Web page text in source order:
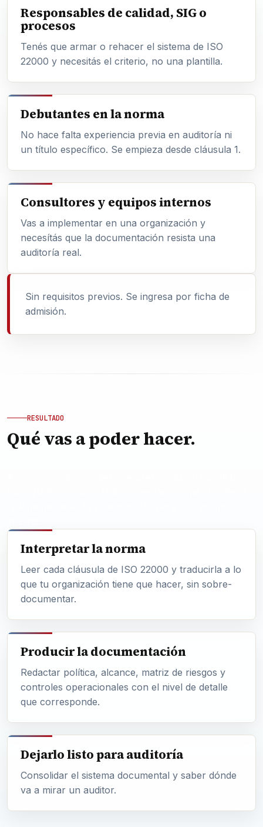
Responsables de calidad, SIG o
procesos
Tenés que armar o rehacer el sistema de ISO
22000 y necesitás el criterio, no una plantilla.
Debutantes en la norma
No hace falta experiencia previa en auditoría ni
un título específico. Se empieza desde cláusula 1.
Consultores y equipos internos
Vas a implementar en una organización y
necesítás que la documentación resista una
auditoría real.
Sin requisitos previos. Se ingresa por ficha de
admisión.
RESULTADO
Qué vas a poder hacer.
Interpretar la norma
Leer cada cláusula de ISO 22000 y traducirla a lo
que tu organización tiene que hacer, sin sobre-
documentar.
Producir la documentación
Redactar política, alcance, matriz de riesgos y
controles operacionales con el nivel de detalle
que corresponde.
Dejarlo listo para auditoría
Consolidar el sistema documental y saber dónde
va a mirar un auditor.